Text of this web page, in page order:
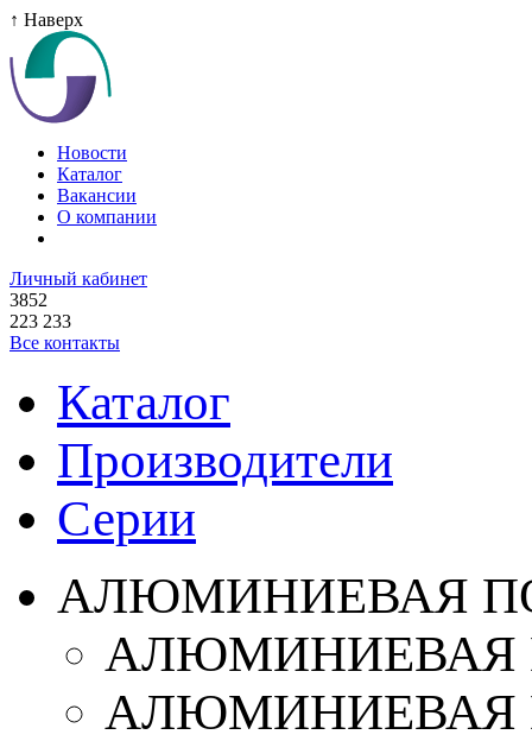
↑ Наверх
Новости
Каталог
Вакансии
О компании
Личный кабинет
3852
223 233
Все контакты
Каталог
Производители
Серии
АЛЮМИНИЕВАЯ
АЛЮМИНИЕВАЯ
АЛЮМИНИЕВАЯ